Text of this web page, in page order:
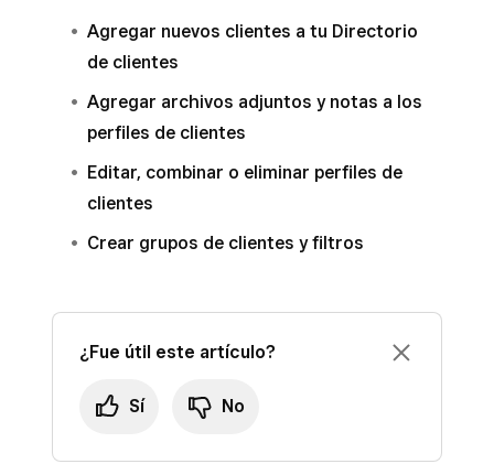
Agregar nuevos clientes a tu Directorio
de clientes
Agregar archivos adjuntos y notas a los
perfiles de clientes
Editar, combinar o eliminar perfiles de
clientes
Crear grupos de clientes y filtros
¿Fue útil este artículo?
Sí No